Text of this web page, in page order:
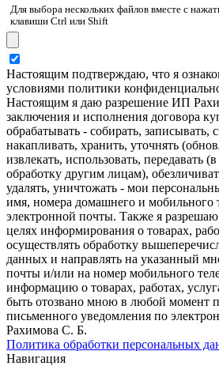
Для выбора нескольких файлов вместе с
клавиши Ctrl или Shift
Настоящим подтверждаю, что я
условиями политики
Настоящим я даю разрешение ИП
заключения и исполнения договора
обрабатывать - собирать, записывать,
накапливать, хранить, уточнять
извлекать, использовать, передавать
обработку другим лицам),
удалять, уничтожать - мои
имя, номера домашнего и мобильного
электронной почты. Также я
целях информирования о товарах,
осуществлять обработку
данных и направлять на указанный
почты и/или на номер мобильного
информацию о товарах, работах,
быть отозвано мною в любой момент
письменного уведомления по
Рахимова С. Б.
Политика обработки персональных
Навигация